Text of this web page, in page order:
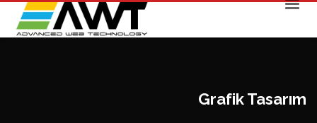
Grafik Tasarım